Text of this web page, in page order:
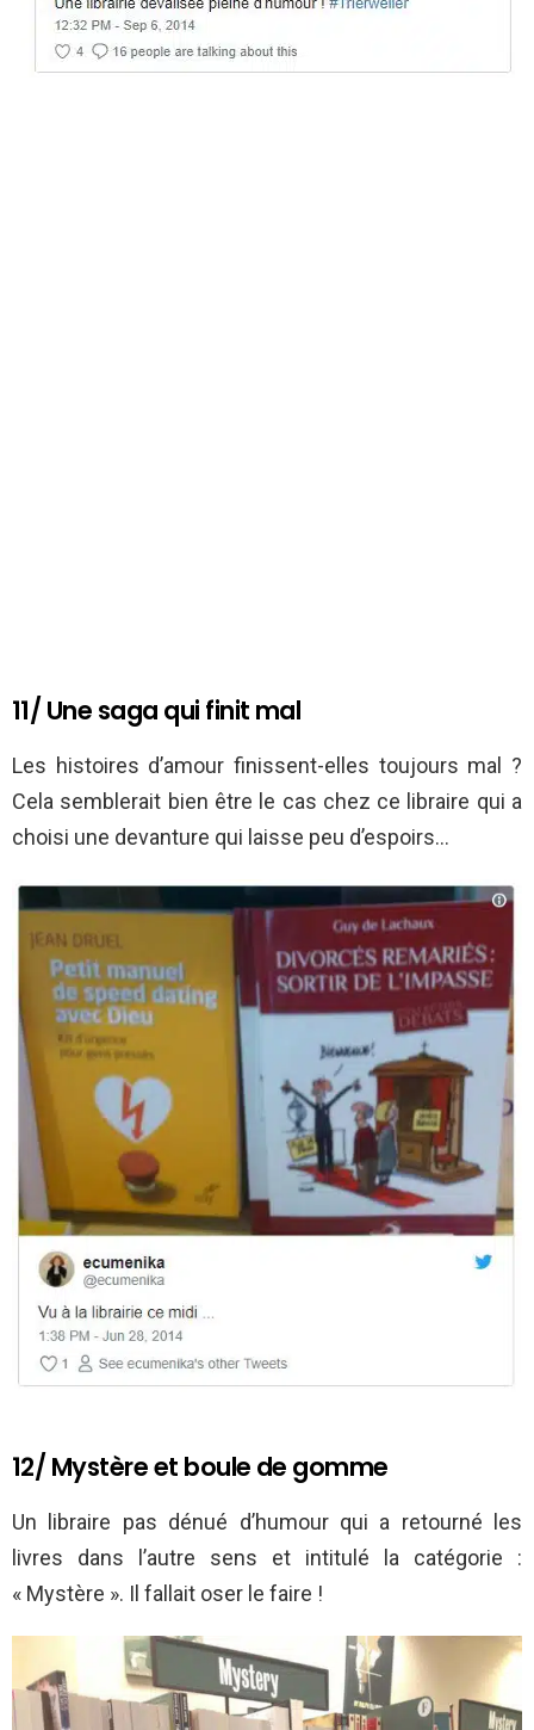
11/ Une saga qui finit mal
Les histoires d’amour finissent-elles toujours mal ?
Cela semblerait bien être le cas chez ce libraire qui a
choisi une devanture qui laisse peu d’espoirs…
12/ Mystère et boule de gomme
Un libraire pas dénué d’humour qui a retourné les
livres dans l’autre sens et intitulé la catégorie :
« Mystère ». Il fallait oser le faire !